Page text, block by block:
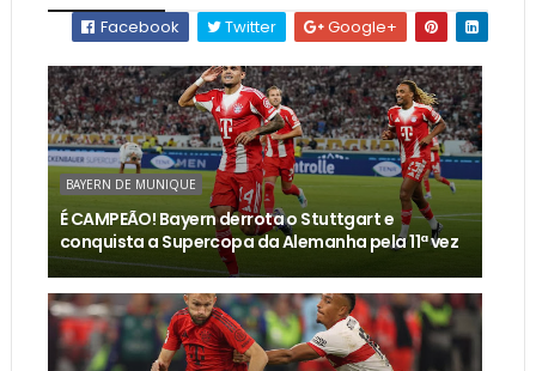
Facebook
Twitter Google+
BAYERN DE MUNIQUE
É CAMPEÃO! Bayern derrota o Stuttgart e
conquista a Supercopa da Alemanha pela 11ª vez